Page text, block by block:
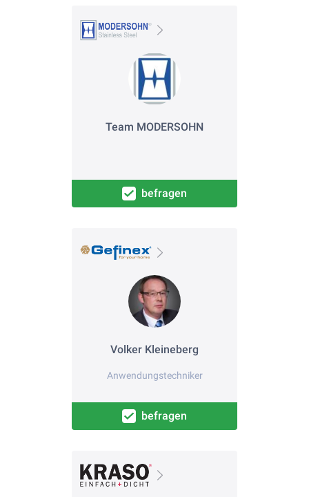
Team MODERSOHN
befragen
Volker Kleineberg
Anwendungstechniker
befragen